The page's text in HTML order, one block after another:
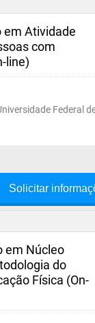
em Atividade
com
line)
Federal
Solicitar
em Núcleo
do
Física (On-